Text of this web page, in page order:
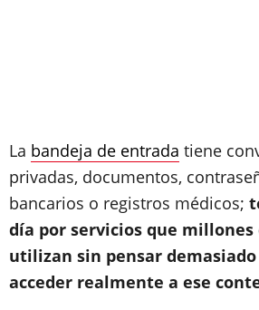
La bandeja de entrada tiene
privadas, documentos,
bancarios o registros médicos;
día por servicios que millones
utilizan sin pensar
acceder realmente a ese